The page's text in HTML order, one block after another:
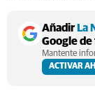
AñadirLa
Google
Mantente
ACTIVAR